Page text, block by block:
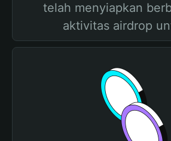
telah menyiapkan
aktivitas airdrop